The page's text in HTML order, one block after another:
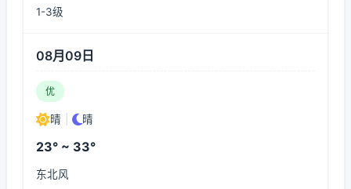
1-3级
08月09日
优
晴 晴
23° ~ 33°
东北风